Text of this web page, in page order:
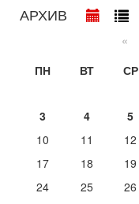
30-07-2026, 08:16
Трамп готовит
Президент США
возможность
после ракетной
Израиль меняет курс
В эфире телеканала
дипломат, в прошлом
АМАН, глава
Вчера, 17:49
АРХИВ
«
ПН
ВТ СР
3
4 5
10
11 12
17
18 19
24
25 26